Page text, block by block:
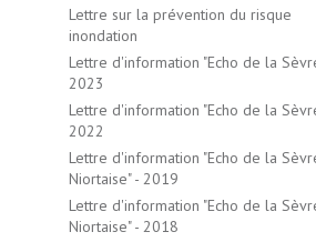
Lettre sur la prévention du risque
inondation
Lettre d'information "Echo de la
2023
Lettre d'information "Echo de la
2022
Lettre d'information "Echo de la
Niortaise" - 2019
Lettre d'information "Echo de la
Niortaise" - 2018